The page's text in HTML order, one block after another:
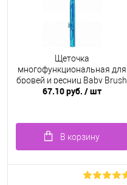
Щеточка
многофункциональная для
бровей и ресниц Baby Brush
1.0 мм, голубая
67.10 руб. / шт
В корзину